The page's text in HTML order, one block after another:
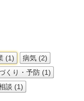
(1)
病気 (2)
くり・予防 (1)
談 (1)